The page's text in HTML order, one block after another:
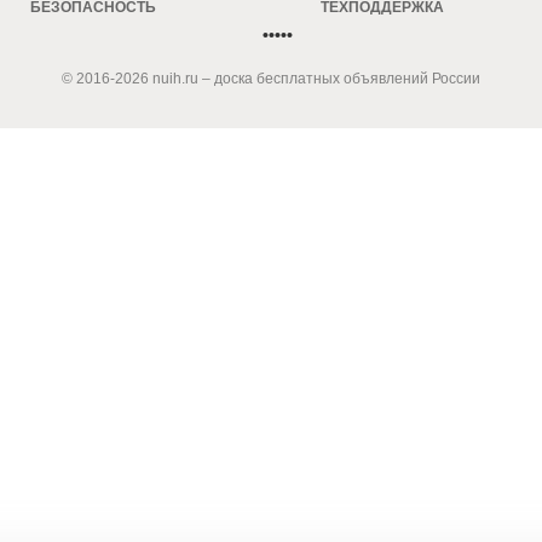
БЕЗОПАСНОСТЬ
ТЕХПОДДЕРЖКА
•••••
© 2016-2026 nuih.ru – доска бесплатных объявлений России